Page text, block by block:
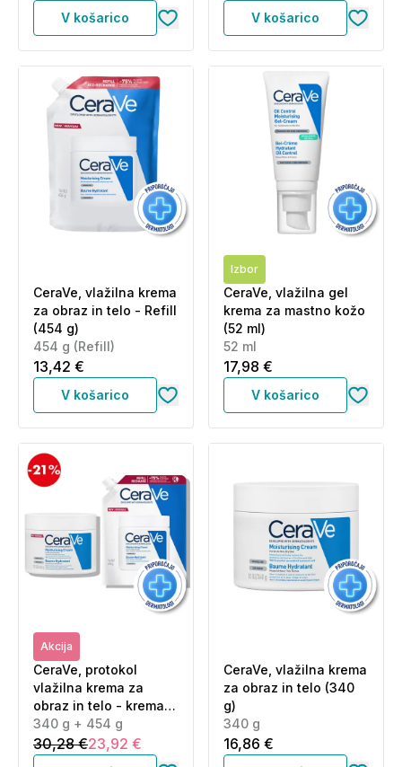
V košarico V košarico
CeraVe, vlažilna krema
za obraz in telo - Refill
(454 g)
454 g (Refill)
13,42 €
V košarico
Izbor
CeraVe, vlažilna gel
krema za mastno kožo
(52 ml)
52 ml
17,98 €
V košarico
Akcija
CeraVe, protokol
vlažilna krema za
obraz in telo - krema +
refill (340 g + 454 g)
340 g + 454 g
30,28 €23,92 €
CeraVe, vlažilna krema
za obraz in telo (340
g)
340 g
16,86 €